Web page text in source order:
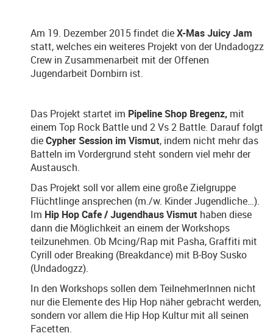
Am 19. Dezember 2015 findet dieX-Mas Juicy Jam
statt, welches ein weiteres Projekt von der Undadogzz
Crew in Zusammenarbeit mit der Offenen
Jugendarbeit Dornbirn ist.
Das Projekt startet im Pipeline Shop Bregenz, mit
einem Top Rock Battle und 2 Vs 2 Battle. Darauf folgt
dieCypher Session im Vismut, indem nicht mehr das
Batteln im Vordergrund steht sondern viel mehr der
Austausch.
Das Projekt soll vor allem eine große Zielgruppe
Flüchtlinge ansprechen (m./w. Kinder Jugendliche…).
Im Hip Hop Cafe / Jugendhaus Vismut haben diese
dann die Möglichkeit an einem der Workshops
teilzunehmen. Ob Mcing/Rap mit Pasha, Graffiti mit
Cyrill oder Breaking (Breakdance) mit B-Boy Susko
(Undadogzz).
In den Workshops sollen dem TeilnehmerInnen nicht
nur die Elemente des Hip Hop näher gebracht werden,
sondern vor allem die Hip Hop Kultur mit all seinen
Facetten.